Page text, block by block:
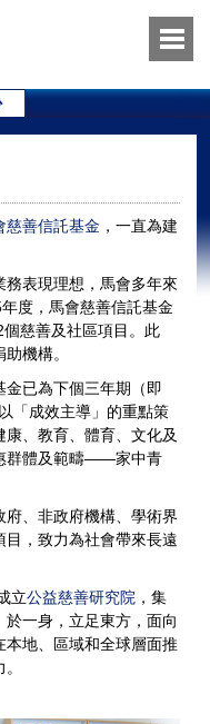
慈善信託基金 ，一直為建
表現理想，馬會多年來
度，馬會慈善信託基金
慈善及社區項目。此
機構。
金已為下個三年期（即
「成效主導」的重點策
、教育、體育、文化及
群體及範疇——家中青
、非政府機構、學術界
，致力為社會帶來長遠
立公益慈善研究院 ，集
於一身，立足東方，面向
地、區域和全球層面推